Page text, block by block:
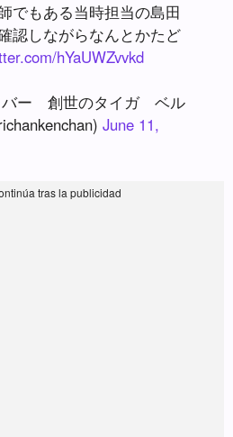
でもある当時担当の島田
認しながらなんとかたど
hYaUWZvvkd
ー 創世のタイガ ベル
June 11,